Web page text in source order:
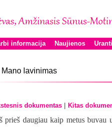
informacija Naujienos
Mano lavinimas
dokumentas | Kitas
prieš daugiau kaip metus buvau